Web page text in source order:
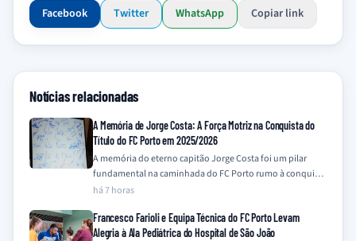
Facebook
Twitter WhatsApp Copiar link
Notícias relacionadas
A Memória de Jorge Costa: A Força Motriz na Conquista do
Título do FC Porto em 2025/2026
A memória do eterno capitão Jorge Costa foi um pilar
fundamental na caminhada do FC Porto rumo à conquista
do título da…
há 7 horas
Francesco Farioli e Equipa Técnica do FC Porto Levam
Alegria à Ala Pediátrica do Hospital de São João